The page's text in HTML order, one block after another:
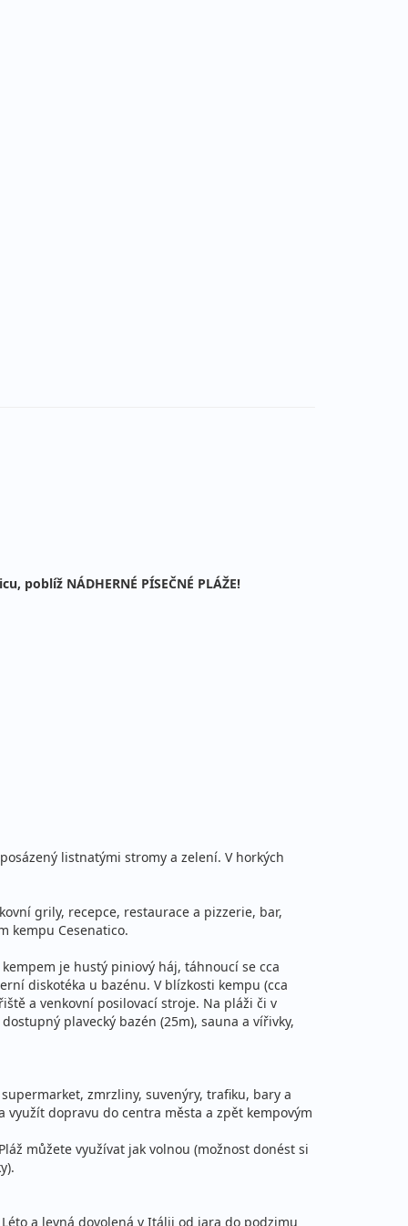
poblíž NÁDHERNÉ PÍSEČNÉ PLÁŽE!
listnatými stromy a zelení. V horkých
grily, recepce, restaurace a pizzerie, bar,
kempu Cesenatico.
je hustý piniový háj, táhnoucí se cca
diskotéka u bazénu. V blízkosti kempu (cca
a venkovní posilovací stroje. Na pláži či v
plavecký bazén (25m), sauna a vířivky,
zmrzliny, suvenýry, trafiku, bary a
využít dopravu do centra města a zpět kempovým
můžete využívat jak volnou (možnost donést si
a levná dovolená v Itálii od jara do podzimu